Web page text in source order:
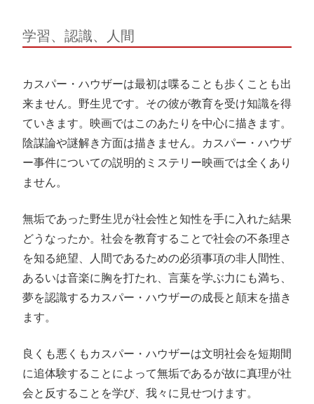
学習、認識、人間
カスパー・ハウザーは最初は喋ることも歩くことも出
来ません。野生児です。その彼が教育を受け知識を得
ていきます。映画ではこのあたりを中心に描きます。
陰謀論や謎解き方面は描きません。カスパー・ハウザ
ー事件についての説明的ミステリー映画では全くあり
ません。
無垢であった野生児が社会性と知性を手に入れた結果
どうなったか。社会を教育することで社会の不条理さ
を知る絶望、人間であるための必須事項の非人間性、
あるいは音楽に胸を打たれ、言葉を学ぶ力にも満ち、
夢を認識するカスパー・ハウザーの成長と顛末を描き
ます。
良くも悪くもカスパー・ハウザーは文明社会を短期間
に追体験することによって無垢であるが故に真理が社
会と反することを学び、我々に見せつけます。